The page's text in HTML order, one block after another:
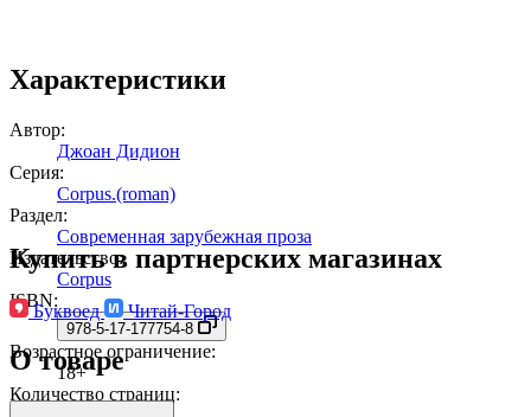
Характеристики
Автор:
Джоан Дидион
Серия:
Corpus.(roman)
Раздел:
Современная зарубежная проза
Издательство:
Corpus
ISBN:
978-5-17-177754-8
Возрастное ограничение:
18+
Количество страниц:
Купить в партнерских магазинах
Буквоед Читай-Город
О товаре